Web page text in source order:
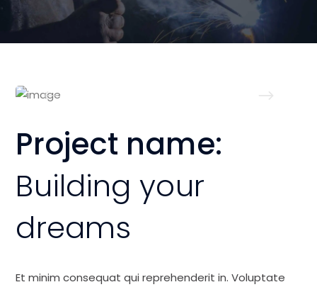
Project name:
Building your
dreams
Et minim consequat qui reprehenderit in. Voluptate